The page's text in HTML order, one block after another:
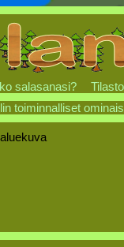
salasanasi?
toiminnalliset